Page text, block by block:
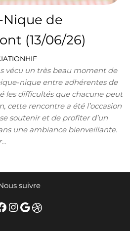
Nique de
(13/06/26)
vécu un très beau moment de
nique entre adhérentes de
les difficultés que chacune peut
cette rencontre a été l’occasion
soutenir et de profiter d’un
une ambiance bienveillante.
suivre
Instagram
Google
Dribbble